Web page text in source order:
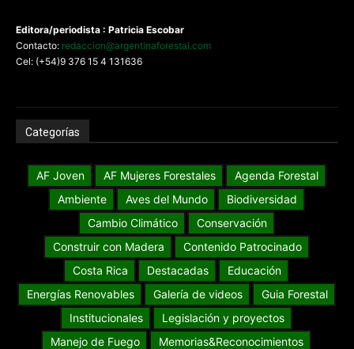
Editora/periodista : Patricia Escobar
Contacto: redaccion@argentinaforestal.com
Cel: (+54)9 376 15 4 131636
Categorías
AF Joven AF Mujeres Forestales
Agenda Forestal
Ambiente
Aves del Mundo
Biodiversidad
Cambio Climático
Conservación
Construir con Madera
Contenido Patrocinado
Costa Rica
Destacadas
Educación
Energías Renovables
Galería de videos
Guia Forestal
Institucionales
Legislación y proyectos
Manejo de Fuego
Memorias&Reconocimientos